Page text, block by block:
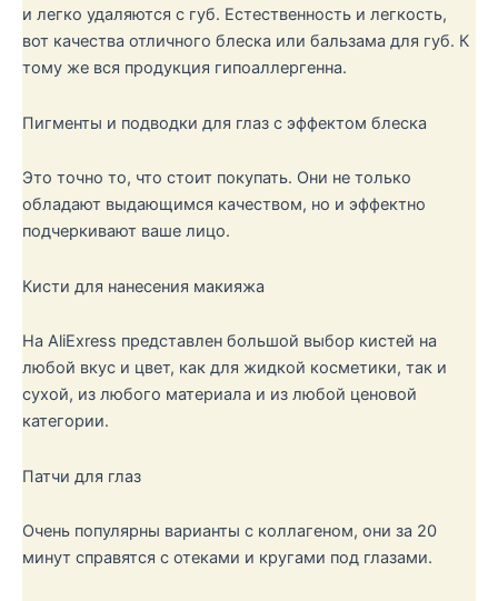
и легко удаляются с губ. Естественность и легкость,
вот качества отличного блеска или бальзама для губ. К
тому же вся продукция гипоаллергенна.
Пигменты и подводки для глаз с эффектом блеска
Это точно то, что стоит покупать. Они не только
обладают выдающимся качеством, но и эффектно
подчеркивают ваше лицо.
Кисти для нанесения макияжа
На AliExress представлен большой выбор кистей на
любой вкус и цвет, как для жидкой косметики, так и
сухой, из любого материала и из любой ценовой
категории.
Патчи для глаз
Очень популярны варианты с коллагеном, они за 20
минут справятся с отеками и кругами под глазами.